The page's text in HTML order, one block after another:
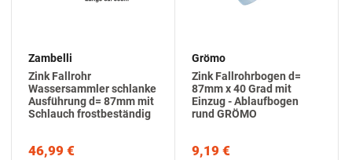
Zambelli
Zink Fallrohr
Wassersammler schlanke
Ausführung d= 87mm mit
Schlauch frostbeständig
46,99 €
Grömo
Zink Fallrohrbogen d=
87mm x 40 Grad mit
Einzug - Ablaufbogen
rund GRÖMO
9,19 €